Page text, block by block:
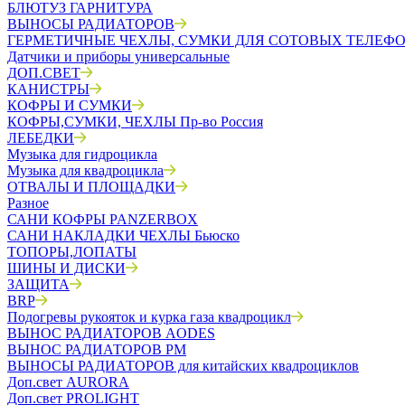
БЛЮТУЗ ГАРНИТУРА
ВЫНОСЫ РАДИАТОРОВ
ГЕРМЕТИЧНЫЕ ЧЕХЛЫ, СУМКИ ДЛЯ СОТОВЫХ
Датчики и приборы универсальные
ДОП.СВЕТ
КАНИСТРЫ
КОФРЫ И СУМКИ
КОФРЫ,СУМКИ, ЧЕХЛЫ Пр-во Россия
ЛЕБЕДКИ
Музыка для гидроцикла
Музыка для квадроцикла
ОТВАЛЫ И ПЛОЩАДКИ
Разное
САНИ КОФРЫ PANZERBOX
САНИ НАКЛАДКИ ЧЕХЛЫ Бьюско
ТОПОРЫ,ЛОПАТЫ
ШИНЫ И ДИСКИ
ЗАЩИТА
BRP
Подогревы рукояток и курка газа квадроцикл
ВЫНОС РАДИАТОРОВ AODES
ВЫНОС РАДИАТОРОВ РМ
ВЫНОСЫ РАДИАТОРОВ для китайских квадроциклов
Доп.свет AURORA
Доп.свет PROLIGHT